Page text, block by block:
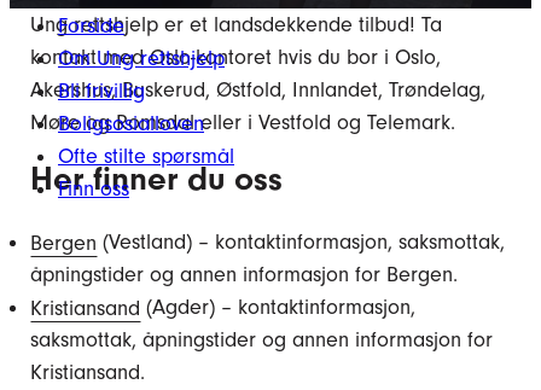
Forside
Om Ung rettshjelp
Bli frivillig
Boligsosialloven
Ofte stilte spørsmål
Finn oss
Ung rettshjelp er et landsdekkende tilbud! Ta
kontakt med Oslo-kontoret hvis du bor i Oslo,
Akershus, Buskerud, Østfold, Innlandet, Trøndelag,
Møre og Romsdal eller i Vestfold og Telemark.
Her finner du oss
Bergen (Vestland) – kontaktinformasjon, saksmottak,
åpningstider og annen informasjon for Bergen.
Kristiansand (Agder) – kontaktinformasjon,
saksmottak, åpningstider og annen informasjon for
Kristiansand.